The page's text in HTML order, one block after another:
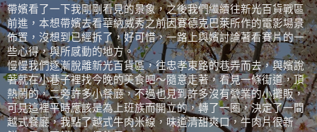
帶嬪看了一下我剛剛看見的景象，之後我們繼續往新光百貨戰區
前進，本想帶嬪去看華納威秀之前因賽德克巴萊所作的電影場景
佈置，沒想到已經拆了，好可惜，一路上與嬪討論著看賽片的一
些心得，與所感動的地方。
慢慢我們逐漸脫離新光百貨區，往忠孝東路的巷弄而去，與嬪說
著就在小巷子裡找今晚的美食吧～隨意走著，看見一條街道，頂
熱鬧的，二旁許多小餐廳，不過也見到許多沒有營業的小攤販，
可見這裡平時應該是為上班族而開立的，轉了一圈，決定了一間
越式餐廳，我點了越式牛肉米線，味道清甜爽口，牛肉片很新